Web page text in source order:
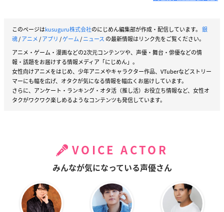
このページはkusuguru株式会社のにじめん編集部が作成・配信しています。 銀
魂/アニメ/アプリ /ゲーム/ニュース の最新情報はリンク先をご覧ください。
アニメ・ゲーム・漫画などの2次元コンテンツや、声優・舞台・俳優などの情
報・話題をお届けする情報メディア「にじめん」。
女性向けアニメをはじめ、少年アニメやキャラクター作品、VTuberなどストリー
マーにも幅を広げ、オタクが気になる情報を幅広くお届けしています。
さらに、アンケート・ランキング・オタ活（推し活）お役立ち情報など、女性オ
タクがワクワク楽しめるようなコンテンツも発信しています。
VOICE ACTOR
みんなが気になっている声優さん